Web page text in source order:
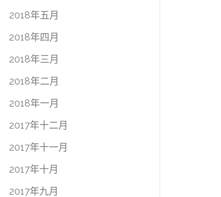
2018年五月
2018年四月
2018年三月
2018年二月
2018年一月
2017年十二月
2017年十一月
2017年十月
2017年九月